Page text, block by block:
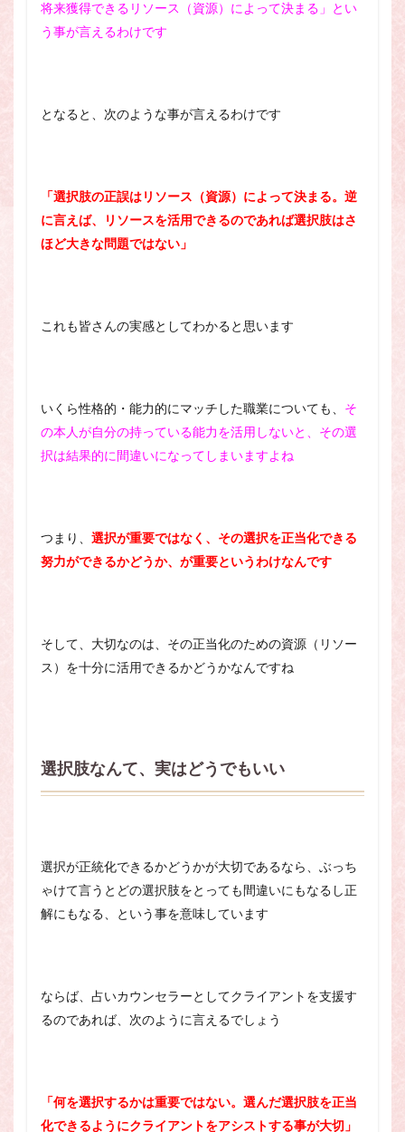
将来獲得できるリソース（資源）によって決まる」とい
う事が言えるわけです
となると、次のような事が言えるわけです
「選択肢の正誤はリソース（資源）によって決まる。逆
に言えば、リソースを活用できるのであれば選択肢はさ
ほど大きな問題ではない」
これも皆さんの実感としてわかると思います
いくら性格的・能力的にマッチした職業についても、 そ
の本人が自分の持っている能力を活用しないと、その選
択は結果的に間違いになってしまいますよね
つまり、 選択が重要ではなく、その選択を正当化できる
努力ができるかどうか、が重要というわけなんです
そして、大切なのは、その正当化のための資源（リソー
ス）を十分に活用できるかどうかなんですね
選択肢なんて、実はどうでもいい
選択が正統化できるかどうかが大切であるなら、ぶっち
ゃけて言うとどの選択肢をとっても間違いにもなるし正
解にもなる、という事を意味しています
ならば、占いカウンセラーとしてクライアントを支援す
るのであれば、次のように言えるでしょう
「何を選択するかは重要ではない。選んだ選択肢を正当
化できるようにクライアントをアシストする事が大切」